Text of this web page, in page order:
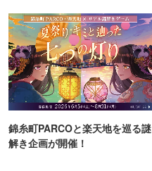
錦糸町PARCOと楽天地を巡る謎
解き企画が開催！